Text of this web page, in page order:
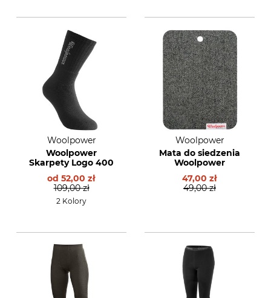
Woolpower
Woolpower
Skarpety Logo 400
od 52,00 zł
109,00 zł
2 Kolory
Woolpower
Mata do siedzenia
Woolpower
47,00 zł
49,00 zł